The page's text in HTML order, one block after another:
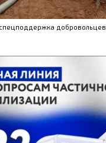
добровольцев